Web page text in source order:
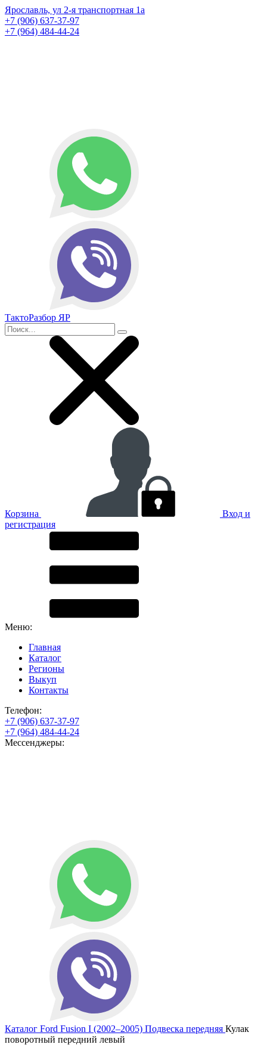
Ярославль, ул 2-я транспортная 1а
+7 (906) 637-37-97
+7 (964) 484-44-24
ТактоРазбор ЯР
Корзина
Вход и
регистрация
Меню:
Главная
Каталог
Регионы
Выкуп
Контакты
Телефон:
+7 (906) 637-37-97
+7 (964) 484-44-24
Мессенджеры:
Каталог Ford Fusion I (2002–2005) Подвеска передняя Кулак
поворотный передний левый